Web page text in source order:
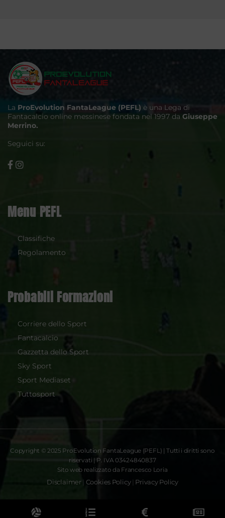
La ProEvolution FantaLeague (PEFL) è una Lega di
Fantacalcio online messinese fondata nel 1997 da Giuseppe
Merrino.
Seguici su:
Menu PEFL
Classifiche
Regolamento
Probabili Formazioni
Corriere dello Sport
Fantacalcio
Gazzetta dello Sport
Sky Sport
Sport Mediaset
Tuttosport
Copyright © 2025 ProEvolution FantaLeague (PEFL) | Tutti i diritti sono
riservati | P. IVA 03424840837
Sito web realizzato da Francesco Loria
Disclaimer Cookies Policy| Privacy Policy